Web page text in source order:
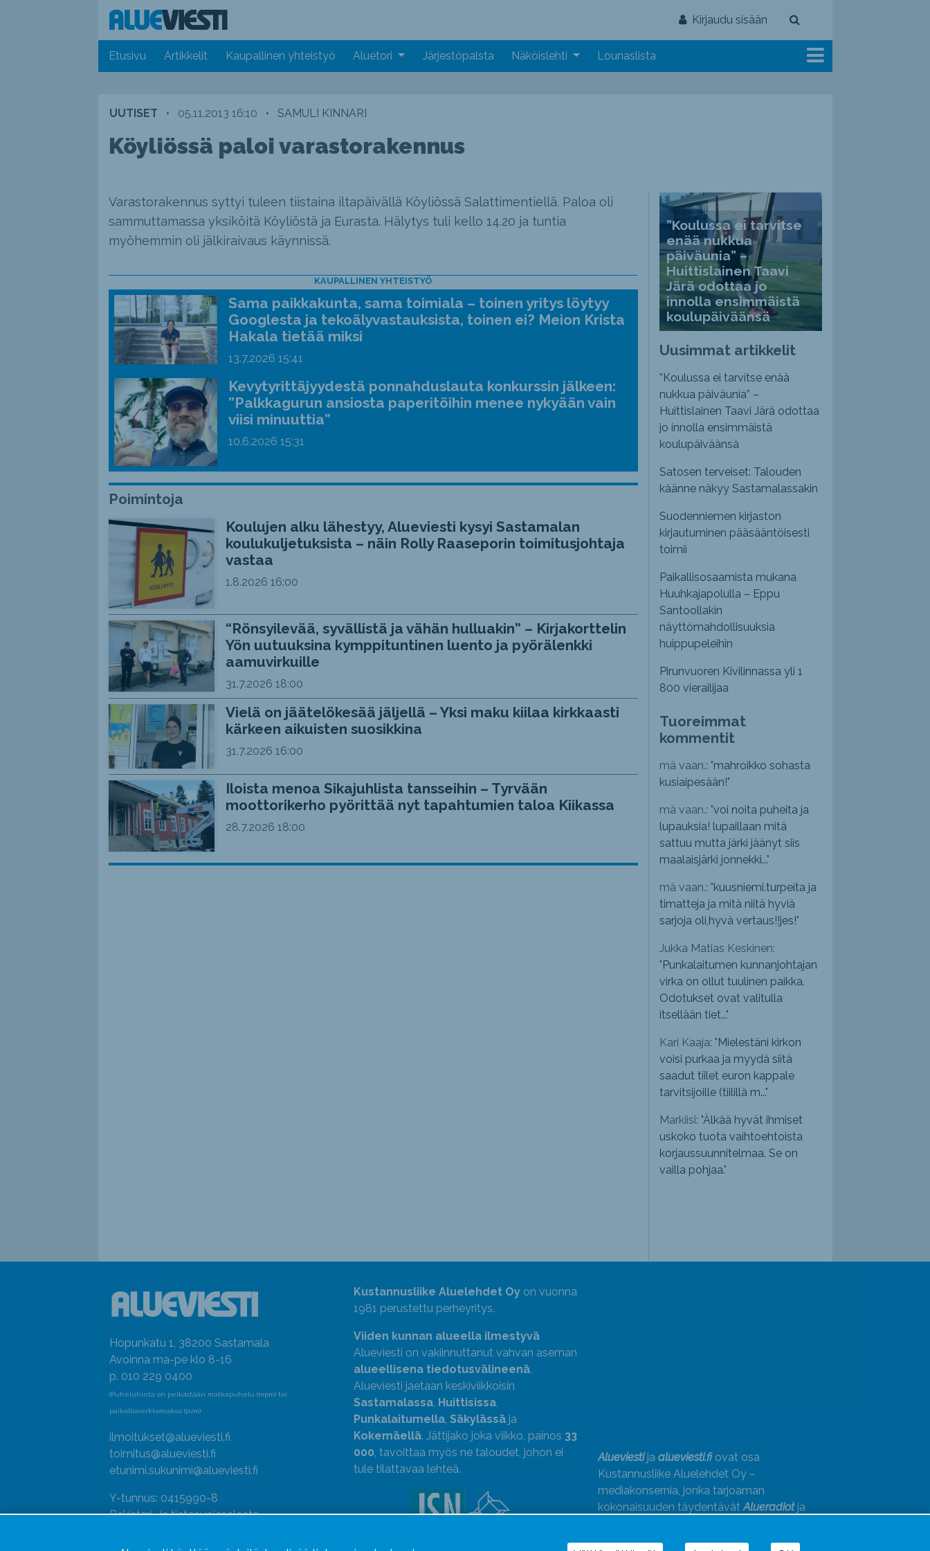
Kirjaudu sisään
Etusivu Artikkelit Kaupallinen yhteistyö Aluetori Järjestöpalsta Näköislehti Lounaslista
UUTISET • 05.11.2013 16:10 • SAMULI KINNARI
Köyliössä paloi varastorakennus
Varastorakennus syttyi tuleen tiistaina iltapäivällä Köyliössä Salattimentiellä. Paloa oli
sammuttamassa yksiköitä Köyliöstä ja Eurasta. Hälytys tuli kello 14.20 ja tuntia
myöhemmin oli jälkiraivaus käynnissä.
KAUPALLINEN YHTEISTYÖ
Sama paikkakunta, sama toimiala – toinen yritys löytyy
Googlesta ja tekoälyvastauksista, toinen ei? Meion Krista
Hakala tietää miksi
13.7.2026 15:41
Kevytyrittäjyydestä ponnahduslauta konkurssin jälkeen:
”Palkkagurun ansiosta paperitöihin menee nykyään vain
viisi minuuttia”
10.6.2026 15:31
Poimintoja
Koulujen alku lähestyy, Alueviesti kysyi Sastamalan
koulukuljetuksista – näin Rolly Raaseporin toimitusjohtaja
vastaa
1.8.2026 16:00
“Rönsyilevää, syvällistä ja vähän hulluakin” – Kirjakorttelin
Yön uutuuksina kymppituntinen luento ja pyörälenkki
aamuvirkuille
31.7.2026 18:00
Vielä on jäätelökesää jäljellä – Yksi maku kiilaa kirkkaasti
kärkeen aikuisten suosikkina
31.7.2026 16:00
Iloista menoa Sikajuhlista tansseihin – Tyrvään
moottorikerho pyörittää nyt tapahtumien taloa Kiikassa
28.7.2026 18:00
”Koulussa ei tarvitse
enää nukkua
päiväunia” –
Huittislainen Taavi
Järä odottaa jo
innolla ensimmäistä
koulupäiväänsä
Uusimmat artikkelit
”Koulussa ei tarvitse enää
nukkua päiväunia” –
Huittislainen Taavi Järä odottaa
jo innolla ensimmäistä
koulupäiväänsä
Satosen terveiset: Talouden
käänne näkyy Sastamalassakin
Suodenniemen kirjaston
kirjautuminen pääsääntöisesti
toimii
Paikallisosaamista mukana
Huuhkajapolulla – Eppu
Santoollakin
näyttömahdollisuuksia
huippupeleihin
Pirunvuoren Kivilinnassa yli 1
800 vierailijaa
Tuoreimmat
kommentit
mä vaan.: "mahroikko sohasta
kusiaipesään!"
mä vaan.: "voi noita puheita ja
lupauksia! lupaillaan mitä
sattuu mutta järki jäänyt siis
maalaisjärki jonnekki..."
mä vaan.: "kuusniemi.turpeita ja
timatteja ja mitä niitä hyviä
sarjoja oli,hyvä vertaus!!jes!"
Jukka Matias Keskinen:
" Punkalaitumen kunnanjohtajan
virka on ollut tuulinen paikka.
Odotukset ovat valitulla
itsellään tiet..."
Kari Kaaja: " Mielestäni kirkon
voisi purkaa ja myydä siitä
saadut tiilet euron kappale
tarvitsijoille (tiilillä m..."
Markiisi: "Älkää hyvät ihmiset
uskoko tuota vaihtoehtoista
korjaussuunnitelmaa. Se on
vailla pohjaa."
Hopunkatu 1, 38200 Sastamala
Avoinna ma-pe klo 8-16
p. 010 229 0400
(Puheluhinta on pelkästään matkapuhelu (mpm) tai
paikallisverkkomaksu (pvm)
ilmoitukset@alueviesti.fi
toimitus@alueviesti.fi
etunimi.sukunimi@alueviesti.fi
Y-tunnus: 0415990-8
Rekisteri- ja tietosuojaseloste
Kustannusliike Aluelehdet Oyon vuonna
1981 perustettu perheyritys.
Viiden kunnan alueella ilmestyvä
Alueviesti on vakiinnuttanut vahvan aseman
alueellisena tiedotusvälineenä.
Alueviesti jaetaan keskiviikkoisin
Sastamalassa, Huittisissa,
Punkalaitumella, Säkylässäja
Kokemäellä. Jättijako joka viikko, painos 33
000, tavoittaa myös ne taloudet, johon ei
tule tilattavaa lehteä.
Alueviestija alueviesti.fiovat osa
Kustannusliike Aluelehdet Oy –
mediakonsernia, jonka tarjoaman
kokonaisuuden täydentävätAlueradiotja